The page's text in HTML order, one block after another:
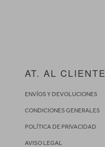
AT. AL CLIENTE
ENVÍOS Y DEVOLUCIONES
CONDICIONES GENERALES
POLÍTICA DE PRIVACIDAD
AVISO LEGAL